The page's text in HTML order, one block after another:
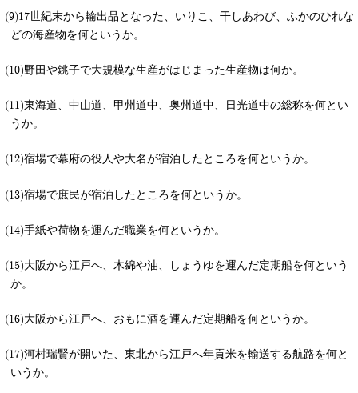
17世紀末から輸出品となった、いりこ、干しあわび、ふかのひれな
どの海産物を何というか。
野田や銚子で大規模な生産がはじまった生産物は何か。
東海道、中山道、甲州道中、奥州道中、日光道中の総称を何とい
うか。
宿場で幕府の役人や大名が宿泊したところを何というか。
宿場で庶民が宿泊したところを何というか。
手紙や荷物を運んだ職業を何というか。
大阪から江戸へ、木綿や油、しょうゆを運んだ定期船を何という
か。
大阪から江戸へ、おもに酒を運んだ定期船を何というか。
河村瑞賢が開いた、東北から江戸へ年貢米を輸送する航路を何と
いうか。